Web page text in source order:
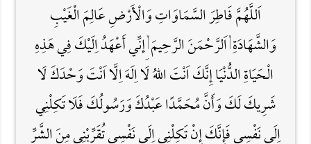
اَللَّهُمَّ فَاطِرَ السَّمَاوَاتِ وَالْأَرْضِ عَالِمَ الْغَيْبِ
وَالشَّهَادَةِ , اَلرَّحْمَنَ الرَّحِيمَ , ِإنِّي أَعْهَدُ اِلَيْكَ فِي هَذِهِ
الْحَيَاةِ الدُّنْيَا إِنَّكَ اَنْتَ اللهُ لَا اِلَهَ اِلَّا اَنْتَ وَحْدَكَ لَا
شَرِيكَ لَكَ وَأَنَّ مُحَمَّدًا عَبْدُكَ وَرَسُولُكَ فَلَا تَكِلْنِي
اِلَى نَفْسِي فَإِنَّكَ إِنْ تَكِلْنِي اِلَى نَفْسِي تُقَرِّبْنِي مِنَ الشَّرِّ